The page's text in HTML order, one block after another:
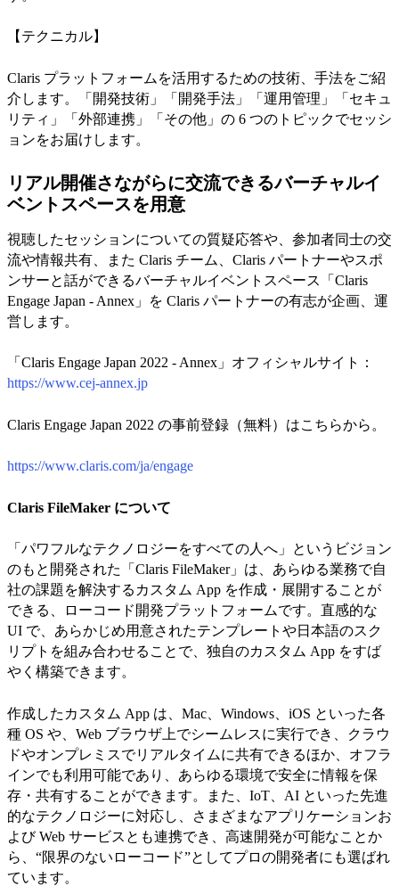
【テクニカル】
Claris プラットフォームを活用するための技術、手法をご紹
介します。「開発技術」「開発手法」「運用管理」「セキュ
リティ」「外部連携」「その他」の 6 つのトピックでセッシ
ョンをお届けします。
リアル開催さながらに交流できるバーチャルイ
ベントスペースを用意
視聴したセッションについての質疑応答や、参加者同士の交
流や情報共有、また Claris チーム、Claris パートナーやスポ
ンサーと話ができるバーチャルイベントスペース「Claris
Engage Japan - Annex」を Claris パートナーの有志が企画、運
営します。
「Claris Engage Japan 2022 - Annex」オフィシャルサイト：
https://www.cej-annex.jp
Claris Engage Japan 2022 の事前登録（無料）はこちらから。
https://www.claris.com/ja/engage
Claris FileMaker について
「パワフルなテクノロジーをすべての人へ」というビジョン
のもと開発された「Claris FileMaker」は、あらゆる業務で自
社の課題を解決するカスタム App を作成・展開することが
できる、ローコード開発プラットフォームです。直感的な
UI で、あらかじめ用意されたテンプレートや日本語のスク
リプトを組み合わせることで、独自のカスタム App をすば
やく構築できます。
作成したカスタム App は、Mac、Windows、iOS といった各
種 OS や、Web ブラウザ上でシームレスに実行でき、クラウ
ドやオンプレミスでリアルタイムに共有できるほか、オフラ
インでも利用可能であり、あらゆる環境で安全に情報を保
存・共有することができます。また、IoT、AI といった先進
的なテクノロジーに対応し、さまざまなアプリケーションお
よび Web サービスとも連携でき、高速開発が可能なことか
ら、“限界のないローコード”としてプロの開発者にも選ばれ
ています。